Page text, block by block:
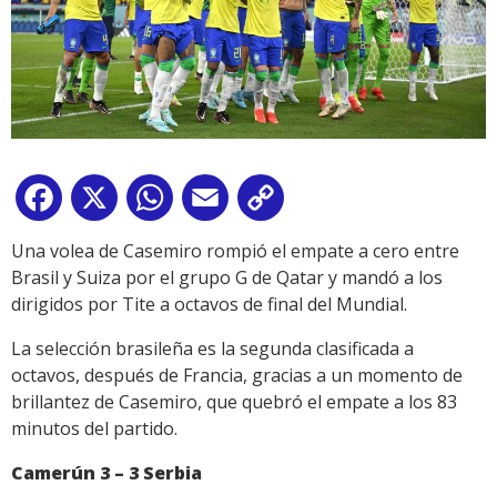
Facebook
X WhatsApp
Email
Link
Una volea de Casemiro rompió el empate a cero entre
Brasil y Suiza por el grupo G de Qatar y mandó a los
dirigidos por Tite a octavos de final del Mundial.
La selección brasileña es la segunda clasificada a
octavos, después de Francia, gracias a un momento de
brillantez de Casemiro, que quebró el empate a los 83
minutos del partido.
Camerún 3 – 3 Serbia